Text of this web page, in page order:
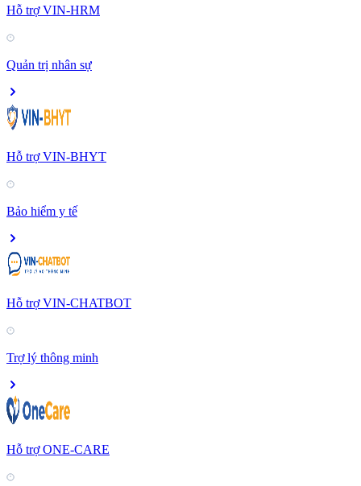
Hỗ trợ VIN-HRM
Quản trị nhân sự
Hỗ trợ VIN-BHYT
Bảo hiểm y tế
Hỗ trợ VIN-CHATBOT
Trợ lý thông minh
Hỗ trợ ONE-CARE